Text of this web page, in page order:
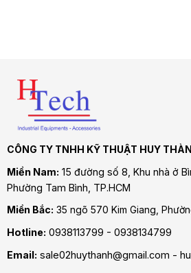
CÔNG TY TNHH KỸ THUẬT HUY
Miền Nam: 15 đường số 8, Khu nhà ở
Phường Tam Bình , TP.HCM
Miền Bắc: 35 ngõ 570 Kim Giang,
Hotline: 0938113799 - 0938134799
Email: sale02huythanh@gmail.com -